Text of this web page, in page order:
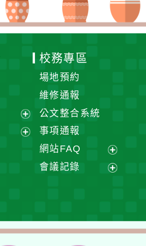
展
校務專區
場地預約
維修通報
公文整合系統
事項通報
網站FAQ
展
會議記錄
單